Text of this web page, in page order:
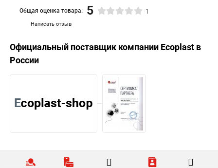
Написать отзыв
Общая оценка товара: 5 1
Официальный поставщик компании Ecoplast в
России